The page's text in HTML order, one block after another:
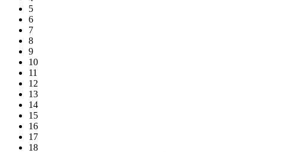
5
6
7
8
9
10
11
12
13
14
15
16
17
18